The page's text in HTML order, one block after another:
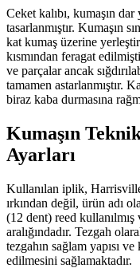
Ceket kalıbı, kumaşın
tasarlanmıştır. Kumaşın
kat kumaş üzerine
kısmından feragat
ve parçalar ancak
tamamen astarlanmıştır.
biraz kaba durmasına
Kumaşın
Ayarları
Kullanılan iplik,
ırkından değil, ürün adı
(12 dent) reed
aralığındadır. Tezgah
tezgahın sağlam yapısı
edilmesini sağlamaktadır.